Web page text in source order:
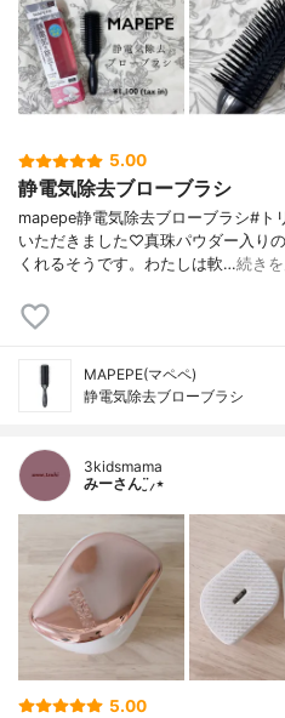
5.00
静電気除去ブローブラシ
mapepe静電気除去ブローブラシ#ト
いただきました♡真珠パウダー入り
くれるそうです。わたしは軟…続き
MAPEPE(マペペ)
静電気除去ブローブラシ
3kidsmama
みーさん¨̮⸝⋆
5.00